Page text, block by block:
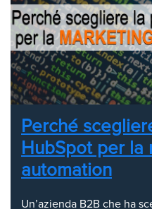
Perché
HubSpot per la
automation
Un’azienda B2B che ha